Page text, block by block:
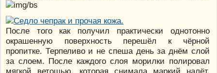
После того как получил практически однотонно
окрашенную поверхность перешёл к чёрной
пропитке. Терпеливо и не спеша день за днём слой
за слоем. После каждого слоя морилки полировал
мягкой ветошью, которая снимала маркий налёт.